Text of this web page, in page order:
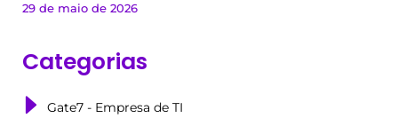
29 de maio de 2026
Categorias
Gate7 - Empresa de TI